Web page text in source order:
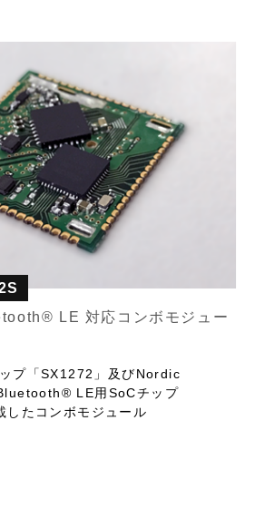
LE 対応コンボモジュー
プ「SX1272」及びNordic
LE用SoCチップ
したコンボモジュール